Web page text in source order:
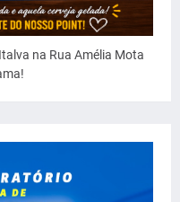
na Rua Amélia Mota